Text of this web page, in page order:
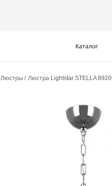
Каталог
Люстры Люстра Lightstar STELLA